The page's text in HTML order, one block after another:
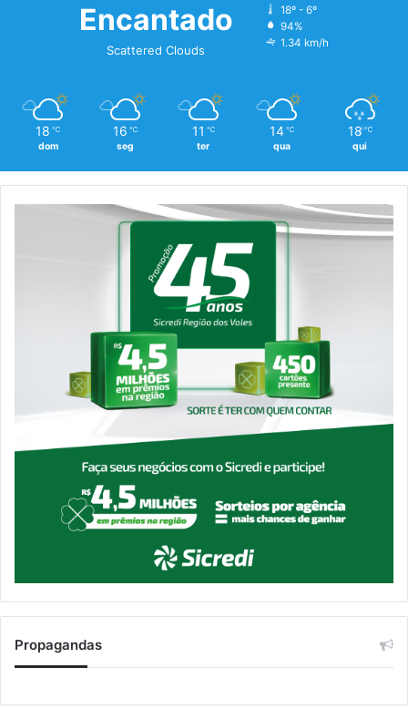
Encantado
Scattered Clouds
18º - 6º
94%
1.34 km/h
18 ℃
dom
16 ℃
seg
11 ℃
ter
14 ℃
qua
18 ℃
qui
Propagandas